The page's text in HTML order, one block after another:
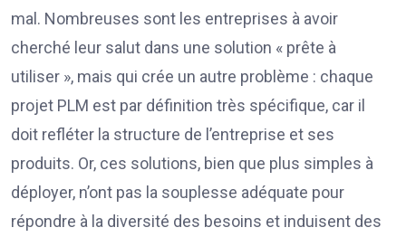
mal. Nombreuses sont les entreprises à avoir
cherché leur salut dans une solution « prête à
utiliser », mais qui crée un autre problème : chaque
projet PLM est par définition très spécifique, car il
doit refléter la structure de l’entreprise et ses
produits. Or, ces solutions, bien que plus simples à
déployer, n’ont pas la souplesse adéquate pour
répondre à la diversité des besoins et induisent des